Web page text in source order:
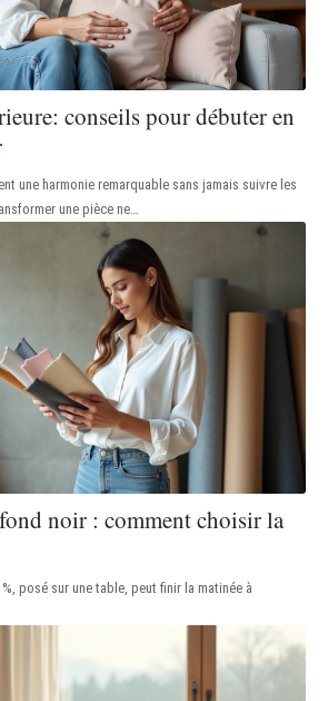
conseils pour débuter en
une harmonie remarquable sans jamais suivre les
une pièce ne
noir : comment choisir la
posé sur une table, peut finir la matinée à